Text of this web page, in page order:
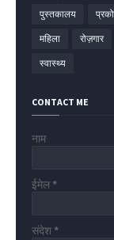
पुस्तकालय
महिला रोज़गार
स्वास्थ्य
CONTACT ME
नाम
ईमेल *
संदेश *